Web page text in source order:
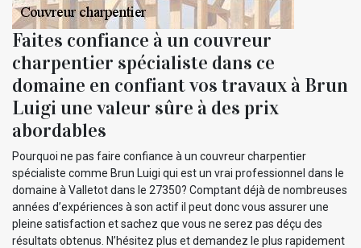
Faites confiance à un couvreur
charpentier spécialiste dans ce
domaine en confiant vos travaux à Brun
Luigi une valeur sûre à des prix
abordables
Pourquoi ne pas faire confiance à un couvreur charpentier
spécialiste comme Brun Luigi qui est un vrai professionnel dans le
domaine à Valletot dans le 27350? Comptant déjà de nombreuses
années d’expériences à son actif il peut donc vous assurer une
pleine satisfaction et sachez que vous ne serez pas déçu des
résultats obtenus. N’hésitez plus et demandez le plus rapidement